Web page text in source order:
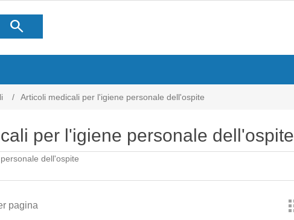
search
/ Articoli medicali per l'igiene personale dell'ospite
per l'igiene personale dell'ospite
dell'ospite
pagina